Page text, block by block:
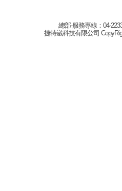
總部-服務專線：04-
捷特崴科技有限公司